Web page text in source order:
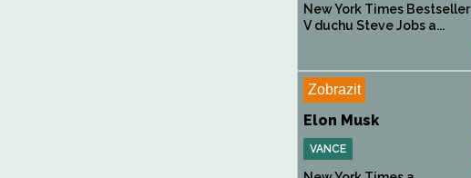
New York Times Bestseller
V duchu Steve Jobs a...
Zobrazit
Elon Musk
VANCE